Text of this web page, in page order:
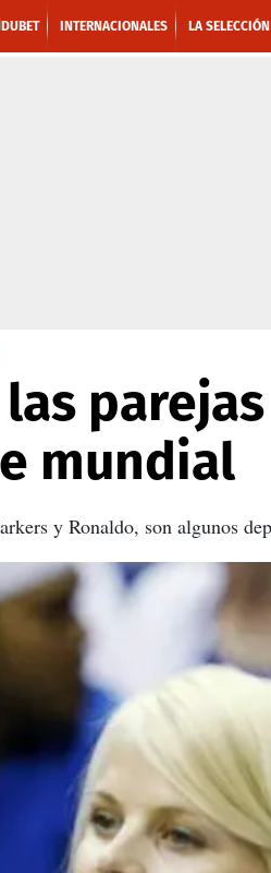
INTERNACIONALES LA SELECCIÓN
mundial
y Ronaldo, son algunos